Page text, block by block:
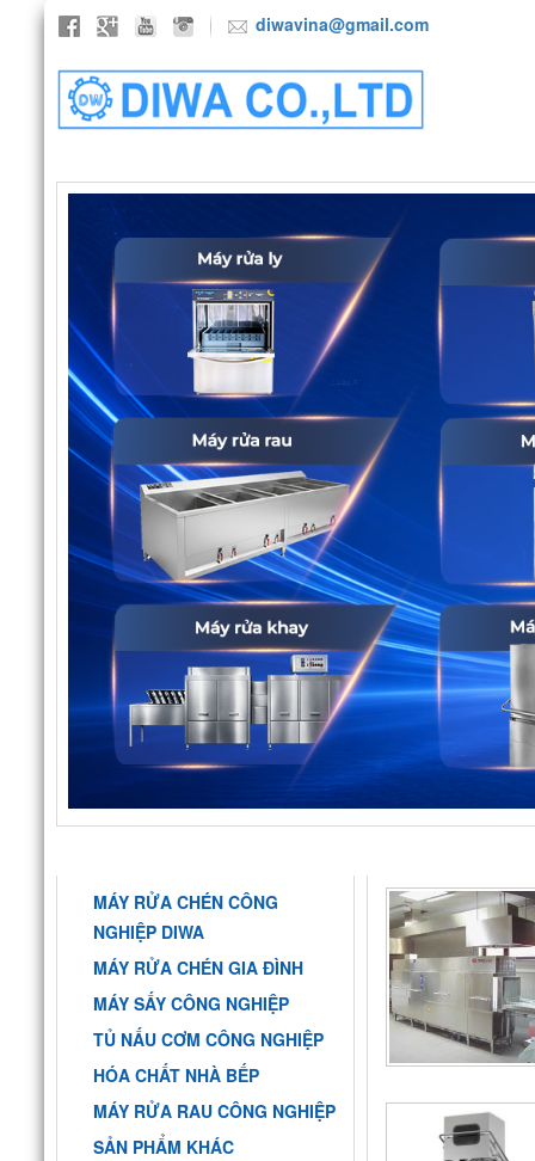
diwavina@gmail.com
MÁY RỬA CHÉN CÔNG
NGHIỆP DIWA
MÁY RỬA CHÉN GIA ĐÌNH
MÁY SẤY CÔNG NGHIỆP
TỦ NẤU CƠM CÔNG NGHIỆP
HÓA CHẤT NHÀ BẾP
MÁY RỬA RAU CÔNG NGHIỆP
SẢN PHẨM KHÁC